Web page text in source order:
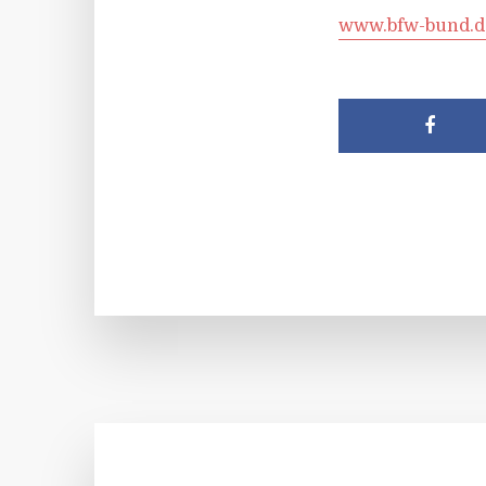
www.bfw-